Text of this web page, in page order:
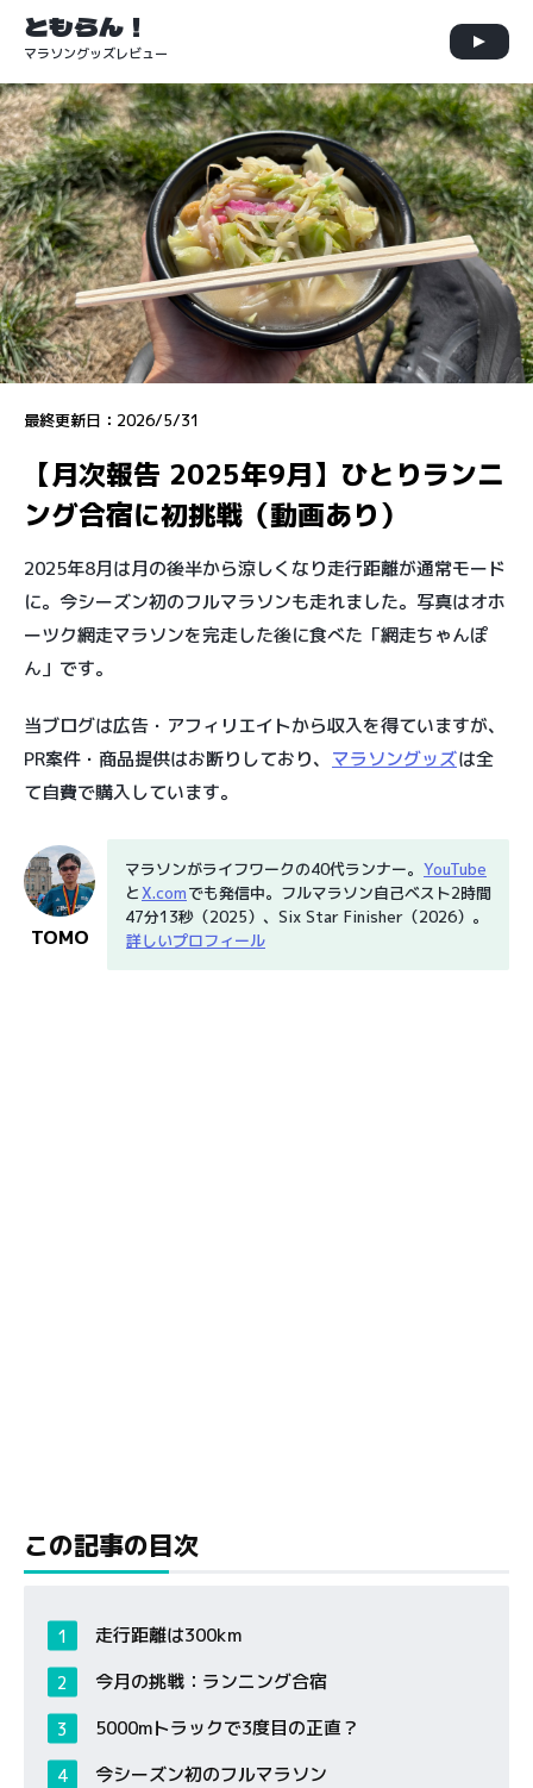
ともらん！
マラソングッズレビュー
最終更新日： 2026/5/31
【月次報告 2025年9月】ひとりランニ
ング合宿に初挑戦（動画あり）
2025年8月は月の後半から涼しくなり走行距離が通常モード
に。今シーズン初のフルマラソンも走れました。写真はオホ
ーツク網走マラソンを完走した後に食べた「網走ちゃんぽ
ん」です。
当ブログは広告・アフィリエイトから収入を得ていますが、
PR案件・商品提供はお断りしており、 マラソングッズは全
て自費で購入しています。
マラソンがライフワークの40代ランナー。 YouTube
とX.comでも発信中。フルマラソン自己ベスト2時間
47分13秒（2025）、Six Star Finisher（2026）。
詳しいプロフィール
TOMO
この記事の目次
走行距離は300km
今月の挑戦：ランニング合宿
5000mトラックで3度目の正直？
今シーズン初のフルマラソン